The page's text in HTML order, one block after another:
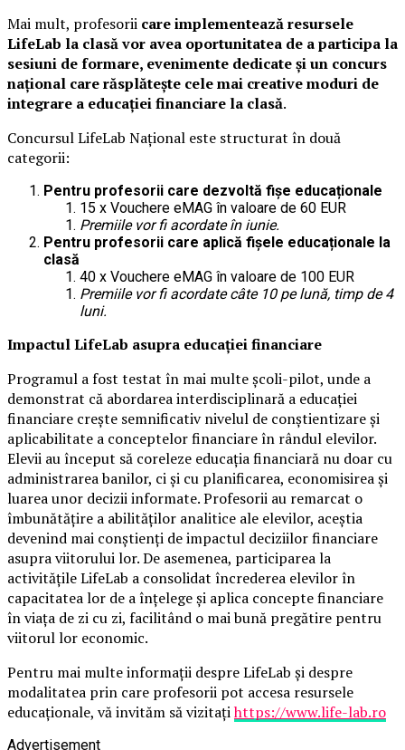
Mai mult, profesorii care implementează resursele
LifeLab la clasă vor avea oportunitatea de a participa la
sesiuni de formare, evenimente dedicate și un concurs
național care răsplătește cele mai creative moduri de
integrare a educației financiare la clasă.
Concursul LifeLab Național este structurat în două
categorii:
Pentru profesorii care dezvoltă fișe educaționale
15 x Vouchere eMAG în valoare de 60 EUR
Premiile vor fi acordate în iunie.
Pentru profesorii care aplică fișele educaționale la
clasă
40 x Vouchere eMAG în valoare de 100 EUR
Premiile vor fi acordate câte 10 pe lună, timp de 4
luni.
Impactul LifeLab asupra educației financiare
Programul a fost testat în mai multe școli-pilot, unde a
demonstrat că abordarea interdisciplinară a educației
financiare crește semnificativ nivelul de conștientizare și
aplicabilitate a conceptelor financiare în rândul elevilor.
Elevii au început să coreleze educația financiară nu doar cu
administrarea banilor, ci și cu planificarea, economisirea și
luarea unor decizii informate. Profesorii au remarcat o
îmbunătățire a abilităților analitice ale elevilor, aceștia
devenind mai conștienți de impactul deciziilor financiare
asupra viitorului lor. De asemenea, participarea la
activitățile LifeLab a consolidat încrederea elevilor în
capacitatea lor de a înțelege și aplica concepte financiare
în viața de zi cu zi, facilitând o mai bună pregătire pentru
viitorul lor economic.
Pentru mai multe informații despre LifeLab și despre
modalitatea prin care profesorii pot accesa resursele
educaționale, vă invităm să vizitațihttps://www.life-lab.ro
Advertisement